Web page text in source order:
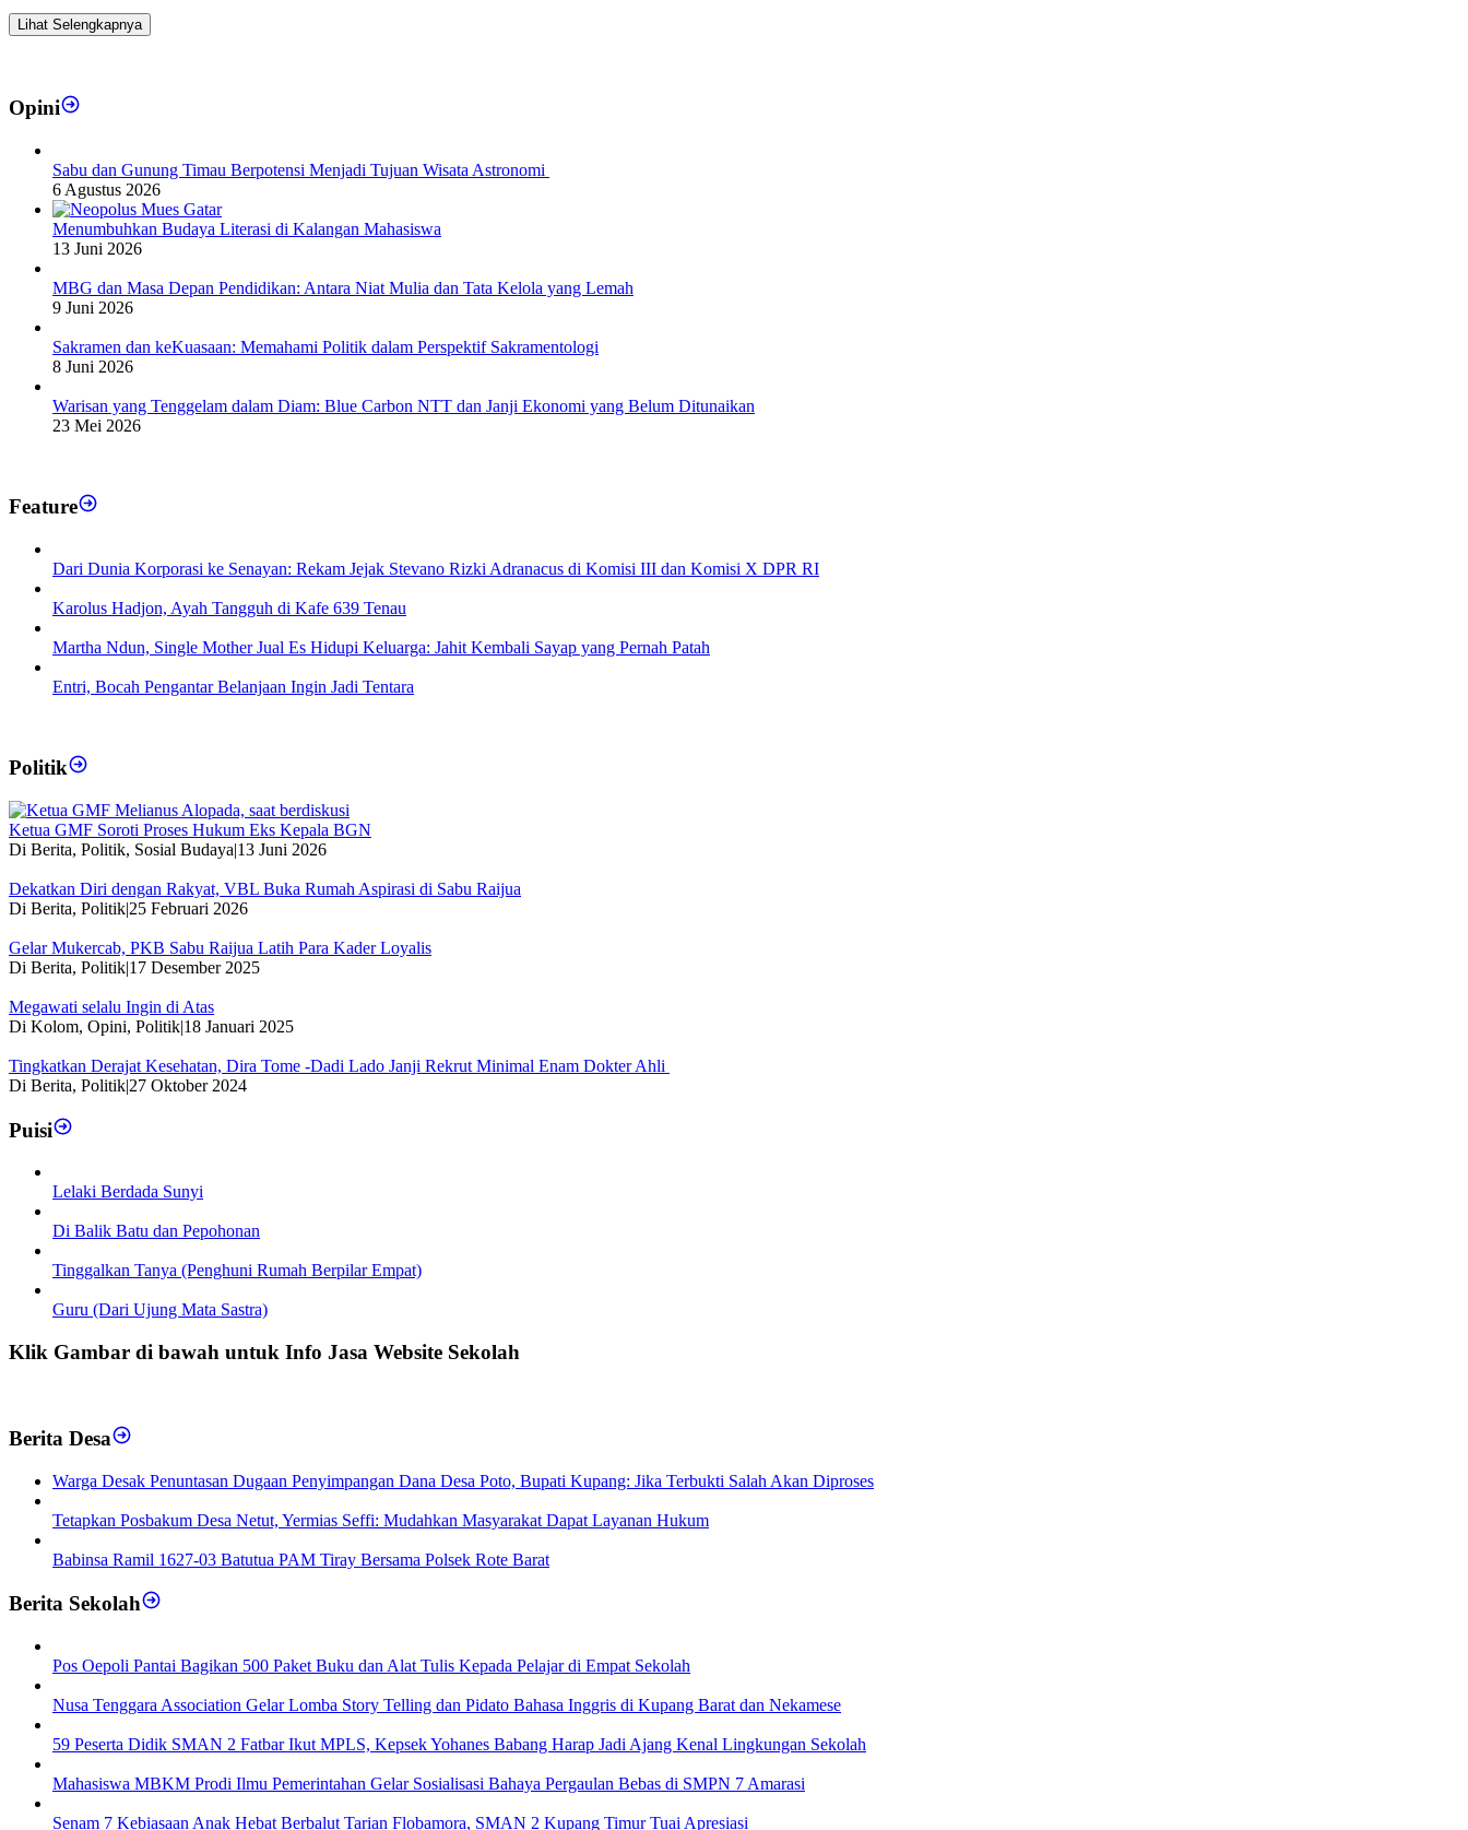
Lihat Selengkapnya
Opini
Sabu dan Gunung Timau Berpotensi Menjadi Tujuan Wisata Astronomi
6 Agustus 2026
Menumbuhkan Budaya Literasi di Kalangan Mahasiswa
13 Juni 2026
MBG dan Masa Depan Pendidikan: Antara Niat Mulia dan Tata Kelola yang Lemah
9 Juni 2026
Sakramen dan keKuasaan: Memahami Politik dalam Perspektif Sakramentologi
8 Juni 2026
Warisan yang Tenggelam dalam Diam: Blue Carbon NTT dan Janji Ekonomi yang Belum Ditunaikan
23 Mei 2026
Feature
Dari Dunia Korporasi ke Senayan: Rekam Jejak Stevano Rizki Adranacus di Komisi III dan Komisi X DPR RI
Karolus Hadjon, Ayah Tangguh di Kafe 639 Tenau
Martha Ndun, Single Mother Jual Es Hidupi Keluarga: Jahit Kembali Sayap yang Pernah Patah
Entri, Bocah Pengantar Belanjaan Ingin Jadi Tentara
Politik
Ketua GMF Soroti Proses Hukum Eks Kepala BGN
Di Berita, Politik, Sosial Budaya|13 Juni 2026
Dekatkan Diri dengan Rakyat, VBL Buka Rumah Aspirasi di Sabu Raijua
Di Berita, Politik|25 Februari 2026
Gelar Mukercab, PKB Sabu Raijua Latih Para Kader Loyalis
Di Berita, Politik|17 Desember 2025
Megawati selalu Ingin di Atas
Di Kolom, Opini, Politik|18 Januari 2025
Tingkatkan Derajat Kesehatan, Dira Tome -Dadi Lado Janji Rekrut Minimal Enam Dokter Ahli
Di Berita, Politik|27 Oktober 2024
Puisi
Lelaki Berdada Sunyi
Di Balik Batu dan Pepohonan
Tinggalkan Tanya (Penghuni Rumah Berpilar Empat)
Guru (Dari Ujung Mata Sastra)
Klik Gambar di bawah untuk Info Jasa Website Sekolah
Berita Desa
‎Warga Desak Penuntasan Dugaan Penyimpangan Dana Desa Poto, Bupati Kupang: Jika Terbukti Salah Akan Diproses
Tetapkan Posbakum Desa Netut, Yermias Seffi: Mudahkan Masyarakat Dapat Layanan Hukum
Babinsa Ramil 1627-03 Batutua PAM Tiray Bersama Polsek Rote Barat
Berita Sekolah
Pos Oepoli Pantai Bagikan 500 Paket Buku dan Alat Tulis Kepada Pelajar di Empat Sekolah
Nusa Tenggara Association Gelar Lomba Story Telling dan Pidato Bahasa Inggris di Kupang Barat dan Nekamese
59 Peserta Didik SMAN 2 Fatbar Ikut MPLS, Kepsek Yohanes Babang Harap Jadi Ajang Kenal Lingkungan Sekolah
Mahasiswa MBKM Prodi Ilmu Pemerintahan Gelar Sosialisasi Bahaya Pergaulan Bebas di SMPN 7 Amarasi
Senam 7 Kebiasaan Anak Hebat Berbalut Tarian Flobamora, SMAN 2 Kupang Timur Tuai Apresiasi